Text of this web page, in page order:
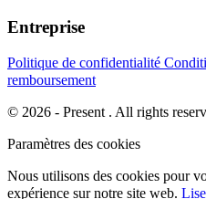
Entreprise
Politique de confidentialité
remboursement
© 2026 - Present . All rights
Paramètres des cookies
Nous utilisons des cookies pour
expérience sur notre site web.